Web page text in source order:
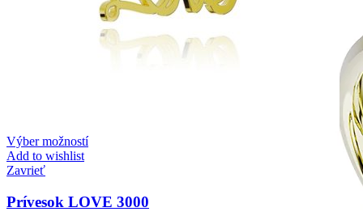
Výber možností
Add to wishlist
Zavrieť
Prívesok LOVE 3000